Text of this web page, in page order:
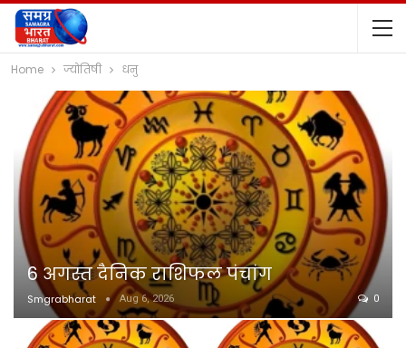
Home ज्योतिषी धनु
6 अगस्त दैनिक राशिफल पंचांग
Smgrabharat Aug 6, 2026 0